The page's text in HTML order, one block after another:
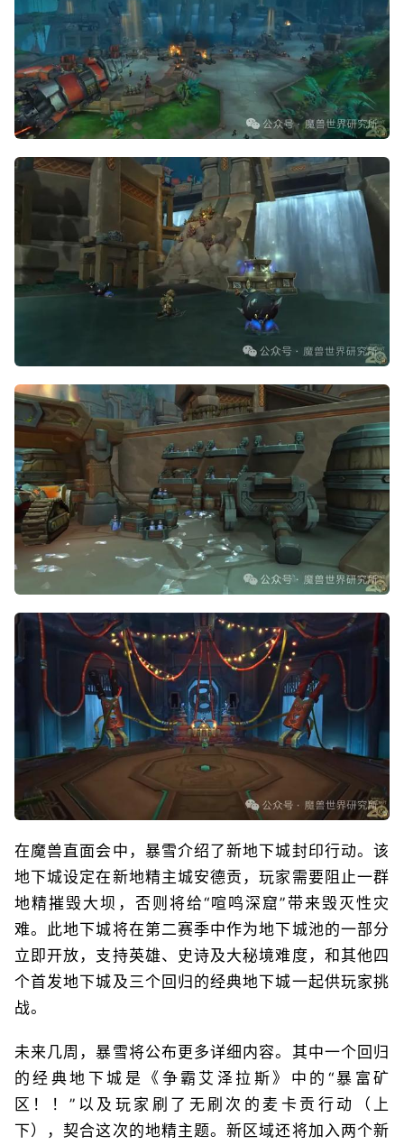
在魔兽直面会中，暴雪介绍了新地下城封印行动。该
地下城设定在新地精主城安德贡，玩家需要阻止一群
地精摧毁大坝，否则将给“喧鸣深窟”带来毁灭性灾
难。此地下城将在第二赛季中作为地下城池的一部分
立即开放，支持英雄、史诗及大秘境难度，和其他四
个首发地下城及三个回归的经典地下城一起供玩家挑
战。
未来几周，暴雪将公布更多详细内容。其中一个回归
的经典地下城是《争霸艾泽拉斯》中的“暴富矿
区！！”以及玩家刷了无刷次的麦卡贡行动（上
下），契合这次的地精主题。新区域还将加入两个新